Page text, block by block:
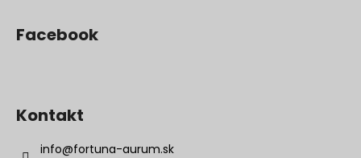
Facebook
Kontakt
info@fortuna-aurum.sk